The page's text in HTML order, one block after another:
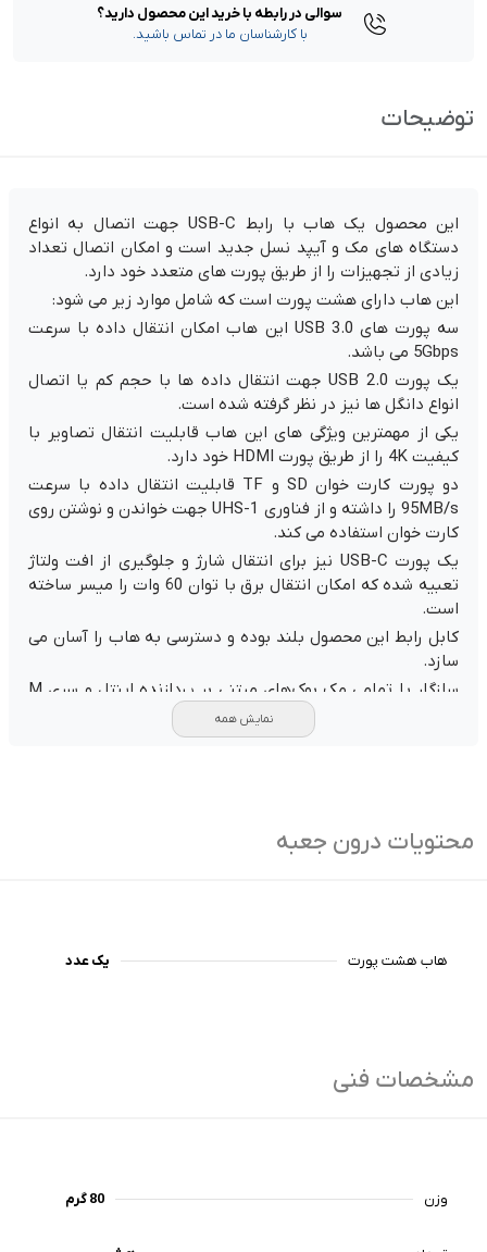
سوالی در رابطه با خرید این محصول دارید؟
با کارشناسان ما در تماس باشید.
توضیحات
این محصول یک هاب با رابط USB-C جهت اتصال به انواع
دستگاه های مک و آیپد نسل جدید است و امکان اتصال تعداد
زیادی از تجهیزات را از طریق پورت های متعدد خود دارد.
این هاب دارای هشت پورت است که شامل موارد زیر می شود:
سه پورت های USB 3.0 این هاب امکان انتقال داده با سرعت
5Gbps می باشد.
یک پورت USB 2.0 جهت انتقال داده ها با حجم کم یا اتصال
انواع دانگل ها نیز در نظر گرفته شده است.
یکی از مهمترین ویژگی های این هاب قابلیت انتقال تصاویر با
کیفیت 4K را از طریق پورت HDMI خود دارد.
دو پورت کارت خوان SD و TF قابلیت انتقال داده با سرعت
95MB/s را داشته و از فناوری UHS-1 جهت خواندن و نوشتن روی
کارت خوان استفاده می کند.
یک پورت USB-C نیز برای انتقال شارژ و جلوگیری از افت ولتاژ
تعبیه شده که امکان انتقال برق با توان 60 وات را میسر ساخته
است.
کابل رابط این محصول بلند بوده و دسترسی به هاب را آسان می
سازد.
سازگار با تمامی مک بوک‌های مبتنی بر پردازنده اینتل و سری M
نمایش همه
محتویات درون جعبه
هاب هشت پورت یک عدد
مشخصات فنی
وزن 80 گرم